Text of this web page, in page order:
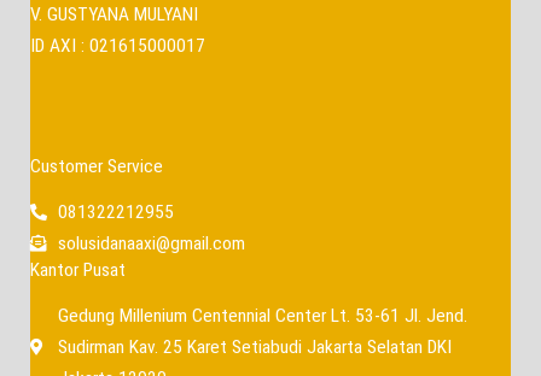
V. GUSTYANA MULYANI
ID AXI : 021615000017
Customer Service
081322212955
solusidanaaxi@gmail.com
Kantor Pusat
Gedung Millenium Centennial Center Lt. 53-61 Jl. Jend.
Sudirman Kav. 25 Karet Setiabudi Jakarta Selatan DKI